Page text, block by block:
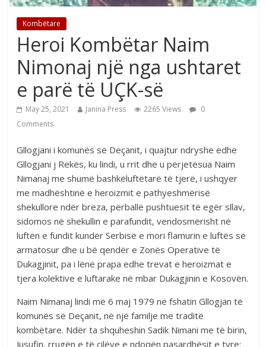
Kombëtare
Heroi Kombëtar Naim
Nimonaj një nga ushtaret
e parë të UÇK-së
May 25, 2021 Janina Press 2265 Views
0
Comments
Gllogjani i komunës së Deçanit, i quajtur ndryshe edhe
Gllogjani j Rekës, ku lindi, u rrit dhe u përjetësua Naim
Nimanaj me shumë bashkëluftëtarë të tjerë, i ushqyer
me madhështinë e heroizmit e pathyeshmërisë
shekullore ndër breza, përballë pushtuesit të egër sllav,
sidomos në shekullin e parafundit, vendosmërisht në
luftën e fundit kundër Serbisë e mori flamurin e luftës së
armatosur dhe u bë qendër e Zonës Operative të
Dukagjinit, pa i lënë prapa edhe trevat e heroizmat e
tjera kolektive e luftarake në mbar Dukagjinin e Kosovën.
Naim Nimanaj lindi më 6 maj 1979 në fshatin Gllogjan të
komunës së Deçanit, në një familje me traditë
kombëtare. Ndër ta shquheshin Sadik Nimani me të birin,
Jusufin, rrugën e të cilëve e ndoqën pasardhësit e tyre: